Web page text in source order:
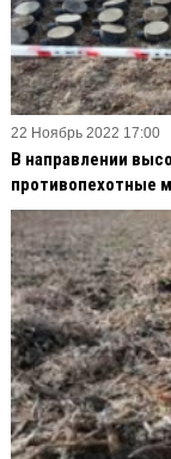
22 Ноябрь 2022 17:00
В направлении
противопехотные